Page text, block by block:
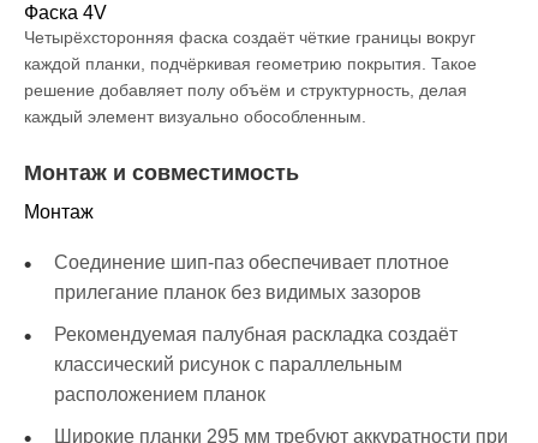
Фаска 4V
Четырёхсторонняя фаска создаёт чёткие границы вокруг
каждой планки, подчёркивая геометрию покрытия. Такое
решение добавляет полу объём и структурность, делая
каждый элемент визуально обособленным.
Монтаж и совместимость
Монтаж
Соединение шип-паз обеспечивает плотное
прилегание планок без видимых зазоров
Рекомендуемая палубная раскладка создаёт
классический рисунок с параллельным
расположением планок
Широкие планки 295 мм требуют аккуратности при